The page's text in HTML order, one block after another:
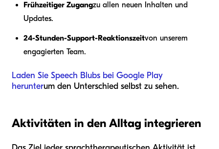
Frühzeitiger Zugangzu allen neuen Inhalten und
Updates.
24-Stunden-Support-Reaktionszeitvon unserem
engagierten Team.
Laden Sie Speech Blubs bei Google Play
herunterum den Unterschied selbst zu sehen.
Aktivitäten in den Alltag integrieren